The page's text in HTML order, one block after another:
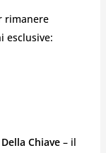
rimanere
esclusive:
Chiave– il